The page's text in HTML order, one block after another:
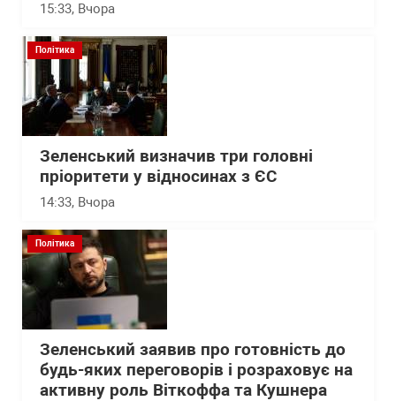
15:33, Вчора
Політика
Зеленський визначив три головні
пріоритети у відносинах з ЄС
14:33, Вчора
Політика
Зеленський заявив про готовність до
будь-яких переговорів і розраховує на
активну роль Віткоффа та Кушнера